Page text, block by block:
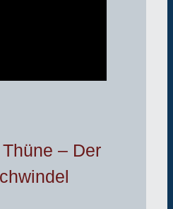
– Der